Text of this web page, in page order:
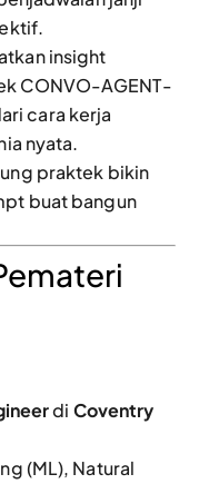
insight
CONVO-AGENT-
cara kerja
nyata.
praktek bikin
buat bangun
di Coventry
(ML), Natural